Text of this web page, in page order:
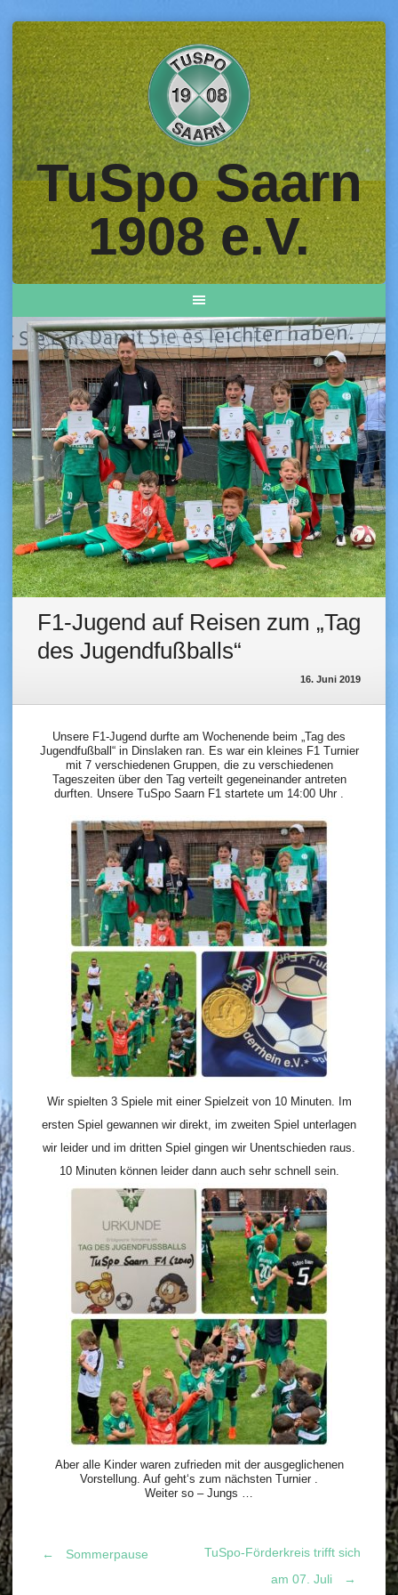
Skip
to
content
TuSpo Saarn
1908 e.V.
F1-Jugend auf Reisen zum „Tag
des Jugendfußballs“
16. Juni 2019
Unsere F1-Jugend durfte am Wochenende beim „Tag des
Jugendfußball“ in Dinslaken ran. Es war ein kleines F1 Turnier
mit 7 verschiedenen Gruppen, die zu verschiedenen
Tageszeiten über den Tag verteilt gegeneinander antreten
durften. Unsere TuSpo Saarn F1 startete um 14:00 Uhr .
Wir spielten 3 Spiele mit einer Spielzeit von 10 Minuten. Im
ersten Spiel gewannen wir direkt, im zweiten Spiel unterlagen
wir leider und im dritten Spiel gingen wir Unentschieden raus.
10 Minuten können leider dann auch sehr schnell sein.
Aber alle Kinder waren zufrieden mit der ausgeglichenen
Vorstellung. Auf geht‘s zum nächsten Turnier .
Weiter so – Jungs …
Post
← Sommerpause
TuSpo-Förderkreis trifft sich
am 07. Juli
→